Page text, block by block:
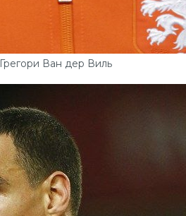
Грегори Ван дер Виль